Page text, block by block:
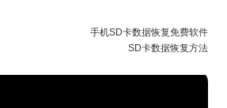
手机SD卡数据恢复免费软件
SD卡数据恢复方法